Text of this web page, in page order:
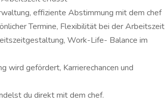
effiziente Abstimmung mit dem chef
Termine, Flexibilität bei der Arbeitszeit
Work-Life- Balance im
wird gefördert, Karrierechancen und
du direkt mit dem chef.